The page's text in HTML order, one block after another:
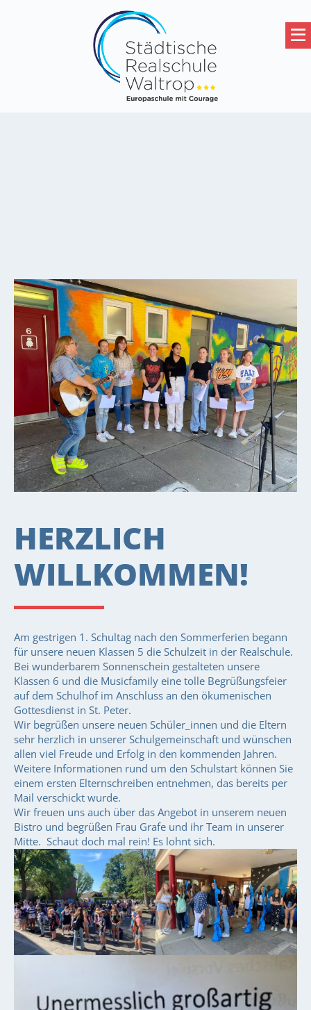
HERZLICH
WILLKOMMEN!
Am gestrigen 1. Schultag nach den Sommerferien begann
für unsere neuen Klassen 5 die Schulzeit in der Realschule.
Bei wunderbarem Sonnenschein gestalteten unsere
Klassen 6 und die Musicfamily eine tolle Begrüßungsfeier
auf dem Schulhof im Anschluss an den ökumenischen
Gottesdienst in St. Peter.
Wir begrüßen unsere neuen Schüler_innen und die Eltern
sehr herzlich in unserer Schulgemeinschaft und wünschen
allen viel Freude und Erfolg in den kommenden Jahren.
Weitere Informationen rund um den Schulstart können Sie
einem ersten Elternschreiben entnehmen, das bereits per
Mail verschickt wurde.
Wir freuen uns auch über das Angebot in unserem neuen
Bistro und begrüßen Frau Grafe und ihr Team in unserer
Mitte. Schaut doch mal rein! Es lohnt sich.